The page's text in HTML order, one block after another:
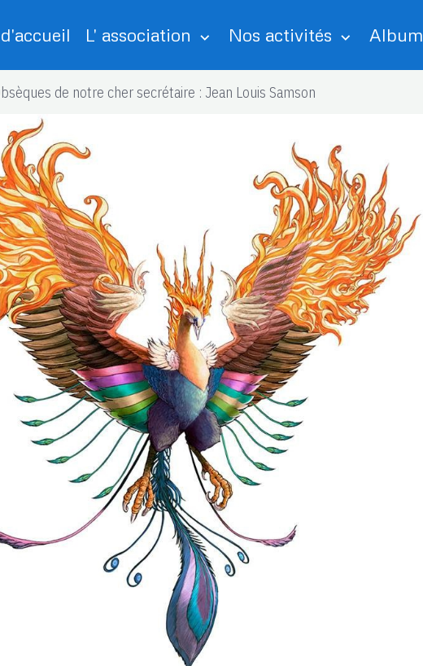
L' association Nos activités Album
de notre cher secrétaire : Jean Louis Samson